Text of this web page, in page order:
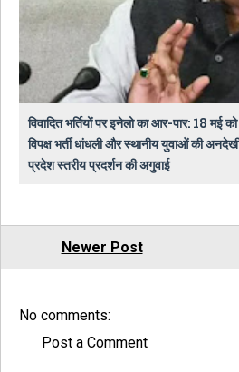
विवादित भर्तियों पर इनेलो का आर-पार: 18
विपक्ष भर्ती धांधली और स्थानीय युवाओं की
प्रदेश स्तरीय प्रदर्शन की अगुवाई
Newer Post
No comments:
Post a Comment